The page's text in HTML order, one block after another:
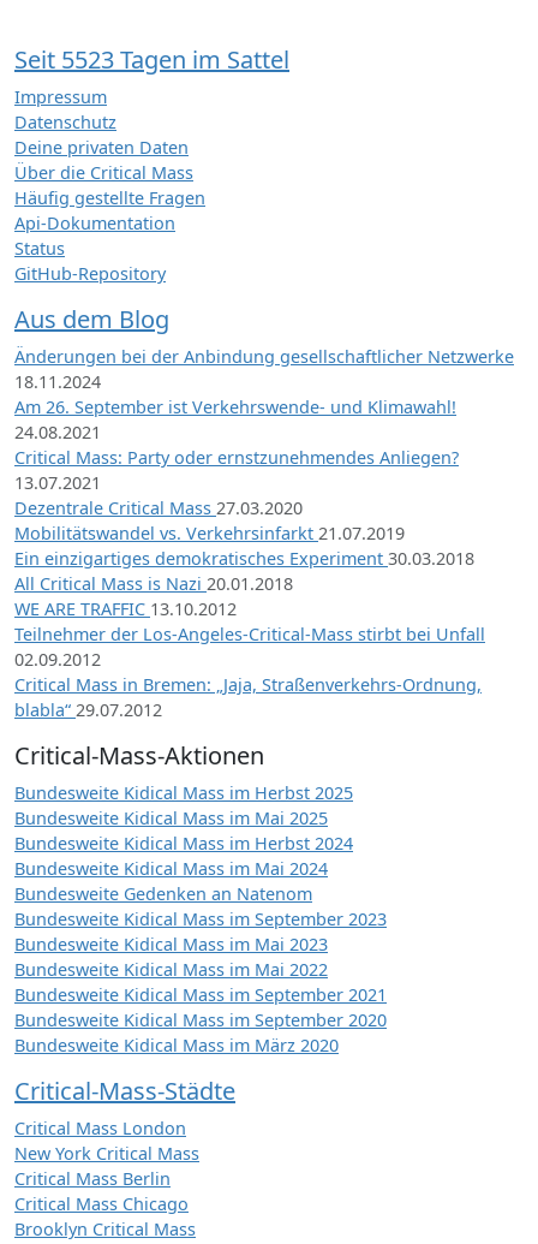
Seit 5523 Tagen im Sattel
Impressum
Datenschutz
Deine privaten Daten
Über die Critical Mass
Häufig gestellte Fragen
Api-Dokumentation
Status
GitHub-Repository
Aus dem Blog
Änderungen bei der Anbindung gesellschaftlicher Netzwerke
18.11.2024
Am 26. September ist Verkehrswende- und Klimawahl!
24.08.2021
Critical Mass: Party oder ernstzunehmendes Anliegen?
13.07.2021
Dezentrale Critical Mass 27.03.2020
Mobilitätswandel vs. Verkehrsinfarkt 21.07.2019
Ein einzigartiges demokratisches Experiment 30.03.2018
All Critical Mass is Nazi 20.01.2018
WE ARE TRAFFIC 13.10.2012
Teilnehmer der Los-Angeles-Critical-Mass stirbt bei Unfall
02.09.2012
Critical Mass in Bremen: „Jaja, Straßenverkehrs-Ordnung,
blabla“ 29.07.2012
Critical-Mass-Aktionen
Bundesweite Kidical Mass im Herbst 2025
Bundesweite Kidical Mass im Mai 2025
Bundesweite Kidical Mass im Herbst 2024
Bundesweite Kidical Mass im Mai 2024
Bundesweite Gedenken an Natenom
Bundesweite Kidical Mass im September 2023
Bundesweite Kidical Mass im Mai 2023
Bundesweite Kidical Mass im Mai 2022
Bundesweite Kidical Mass im September 2021
Bundesweite Kidical Mass im September 2020
Bundesweite Kidical Mass im März 2020
Critical-Mass-Städte
Critical Mass London
New York Critical Mass
Critical Mass Berlin
Critical Mass Chicago
Brooklyn Critical Mass